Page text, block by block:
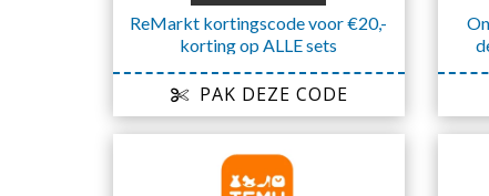
ReMarkt kortingscode voor €20,-
korting op ALLE sets
PAK DEZE CODE